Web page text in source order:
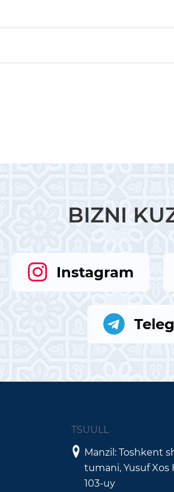
BIZNI
Instagram
TSUULL
Manzil: Toshkent
tumani, Yusuf Xos
103-uy